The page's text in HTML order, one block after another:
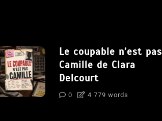
Le coupable n’est pas
Camille de Clara
Delcourt
0 4 779 words